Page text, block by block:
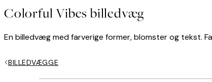
Colorful Vibes billedvæg
En billedvæg med farverige former, blomster og tekst.
BILLEDVÆGGE